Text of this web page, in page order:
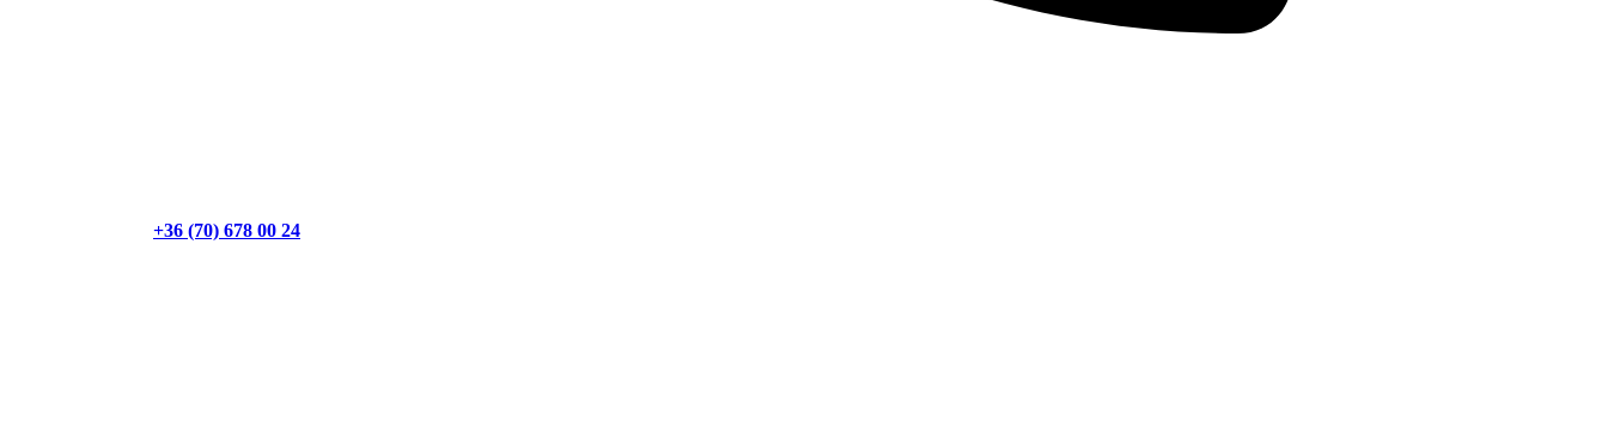
+36 (70) 678 00 24